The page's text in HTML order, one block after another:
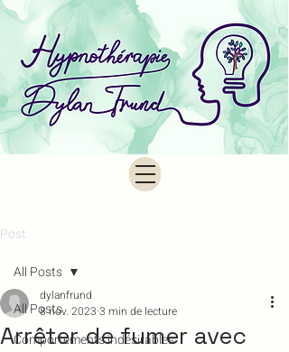
Post
All Posts
Comportements indésirables
All Posts
Arrêter de fumer avec
dylanfrund
8 nov. 2023 3 min de lecture